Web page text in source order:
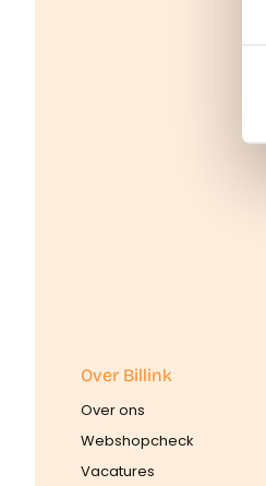
Over Billink
Over ons
Webshopcheck
Vacatures